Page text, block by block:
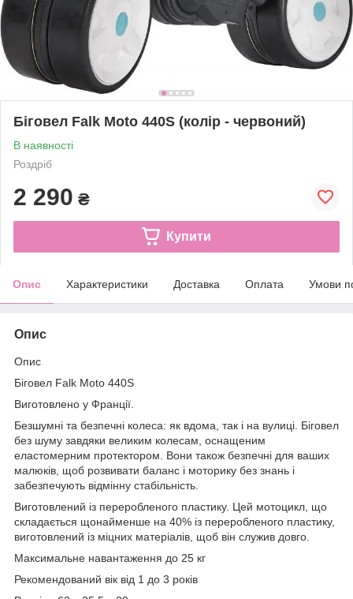
Біговел Falk Moto 440S (колір - червоний)
В наявності
Роздріб
2 290 ₴
Купити
Опис Характеристики Доставка Оплата Умови
Опис
Опис
Біговел Falk Moto 440S
Виготовлено у Франції.
Безшумні та безпечні колеса: як вдома, так і на вулиці. Біговел
без шуму завдяки великим колесам, оснащеним
еластомерним протектором. Вони також безпечні для ваших
малюків, щоб розвивати баланс і моторику без знань і
забезпечують відмінну стабільність.
Виготовлений із переробленого пластику. Цей мотоцикл, що
складається щонайменше на 40% із переробленого пластику,
виготовлений із міцних матеріалів, щоб він служив довго.
Максимальне навантаження до 25 кг
Рекомендований вік від 1 до 3 років